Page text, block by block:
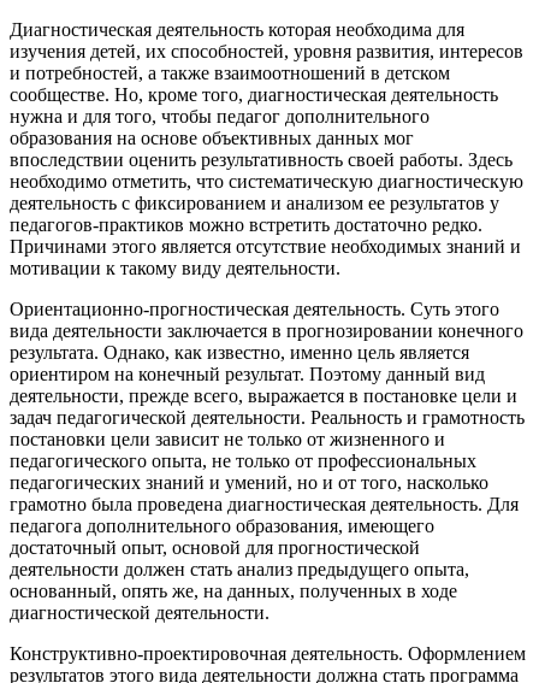
Диагностическая деятельность которая необходима для
изучения детей, их способностей, уровня развития, интересов
и потребностей, а также взаимоотношений в детском
сообществе. Но, кроме того, диагностическая деятельность
нужна и для того, чтобы педагог дополнительного
образования на основе объективных данных мог
впоследствии оценить результативность своей работы. Здесь
необходимо отметить, что систематическую диагностическую
деятельность с фиксированием и анализом ее результатов у
педагогов-практиков можно встретить достаточно редко.
Причинами этого является отсутствие необходимых знаний и
мотивации к такому виду деятельности.
Ориентационно-прогностическая деятельность. Суть этого
вида деятельности заключается в прогнозировании конечного
результата. Однако, как известно, именно цель является
ориентиром на конечный результат. Поэтому данный вид
деятельности, прежде всего, выражается в постановке цели и
задач педагогической деятельности. Реальность и грамотность
постановки цели зависит не только от жизненного и
педагогического опыта, не только от профессиональных
педагогических знаний и умений, но и от того, насколько
грамотно была проведена диагностическая деятельность. Для
педагога дополнительного образования, имеющего
достаточный опыт, основой для прогностической
деятельности должен стать анализ предыдущего опыта,
основанный, опять же, на данных, полученных в ходе
диагностической деятельности.
Конструктивно-проектировочная деятельность. Оформлением
результатов этого вида деятельности должна стать программа